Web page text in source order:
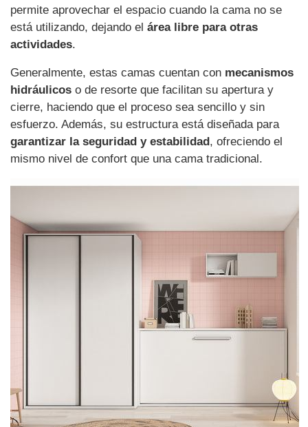
permite aprovechar el espacio cuando la cama no se
está utilizando, dejando el área libre para otras
actividades.
Generalmente, estas camas cuentan con mecanismos
hidráulicos o de resorte que facilitan su apertura y
cierre, haciendo que el proceso sea sencillo y sin
esfuerzo. Además, su estructura está diseñada para
garantizar la seguridad y estabilidad, ofreciendo el
mismo nivel de confort que una cama tradicional.